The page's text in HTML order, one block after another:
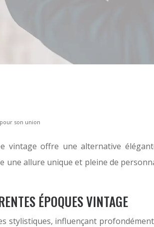
son union
vintage offre une alternative
une allure unique et pleine de
ÉPOQUES VINTAGE
stylistiques, influençant